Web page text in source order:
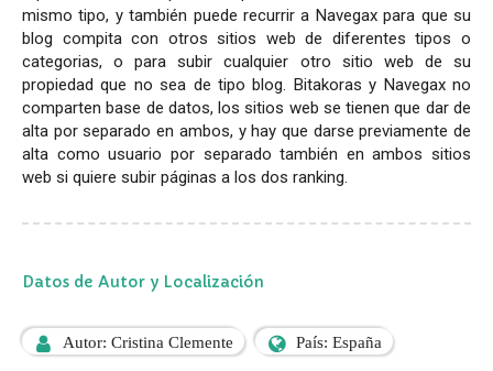
mismo tipo, y también puede recurrir a Navegax para que su
blog compita con otros sitios web de diferentes tipos o
categorias, o para subir cualquier otro sitio web de su
propiedad que no sea de tipo blog. Bitakoras y Navegax no
comparten base de datos, los sitios web se tienen que dar de
alta por separado en ambos, y hay que darse previamente de
alta como usuario por separado también en ambos sitios
web si quiere subir páginas a los dos ranking.
Datos de Autor y Localización
Autor: Cristina Clemente País: España